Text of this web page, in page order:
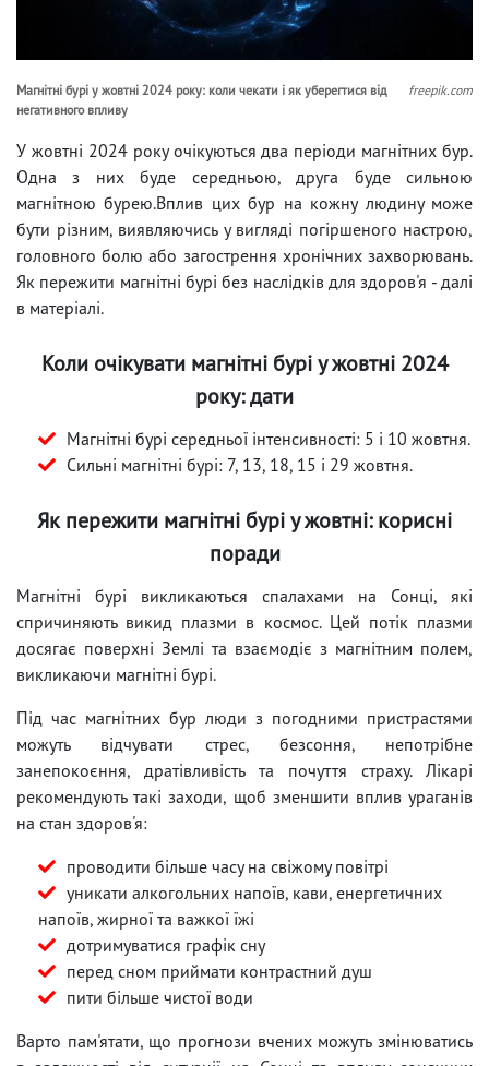
Магнітні бурі у жовтні 2024 року: коли чекати і як уберегтися від
негативного впливу
freepik.com
У жовтні 2024 року очікуються два періоди магнітних бур.
Одна з них буде середньою, друга буде сильною
магнітною бурею.Вплив цих бур на кожну людину може
бути різним, виявляючись у вигляді погіршеного настрою,
головного болю або загострення хронічних захворювань.
Як пережити магнітні бурі без наслідків для здоров'я - далі
в матеріалі.
Коли очікувати магнітні бурі у жовтні 2024
року: дати
Магнітні бурі середньої інтенсивності: 5 і 10 жовтня.
Сильні магнітні бурі: 7, 13, 18, 15 і 29 жовтня.
Як пережити магнітні бурі у жовтні: корисні
поради
Магнітні бурі викликаються спалахами на Сонці, які
спричиняють викид плазми в космос. Цей потік плазми
досягає поверхні Землі та взаємодіє з магнітним полем,
викликаючи магнітні бурі.
Під час магнітних бур люди з погодними пристрастями
можуть відчувати стрес, безсоння, непотрібне
занепокоєння, дратівливість та почуття страху. Лікарі
рекомендують такі заходи, щоб зменшити вплив ураганів
на стан здоров'я:
проводити більше часу на свіжому повітрі
уникати алкогольних напоїв, кави, енергетичних
напоїв, жирної та важкої їжі
дотримуватися графік сну
перед сном приймати контрастний душ
пити більше чистої води
Варто пам'ятати, що прогнози вчених можуть змінюватись